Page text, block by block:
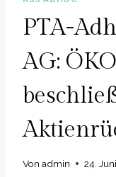
PTA-
AG:
Von admin 24.